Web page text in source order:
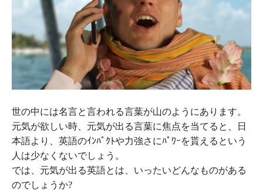
世の中には名言と言われる言葉が山のようにあります。
元気が欲しい時、元気が出る言葉に焦点を当てると、日
本語より、英語のｲﾝﾊﾟｸﾄや力強さにﾊﾟﾜｰを貰えるという
人は少なくないでしょう。
では、元気が出る英語とは、いったいどんなものがある
のでしょうか?